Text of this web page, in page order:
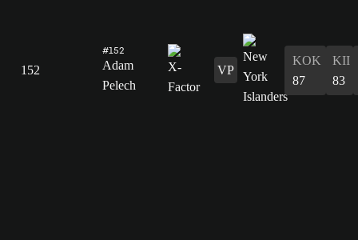
152
#152
Adam
Pelech
VP
KOK
87
KII
83